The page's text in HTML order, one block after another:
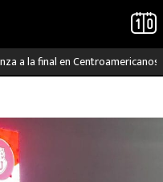
a la final en Centroamericanos